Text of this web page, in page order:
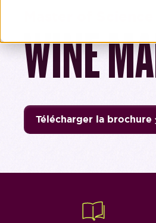
WINE
Télécharger la brochure